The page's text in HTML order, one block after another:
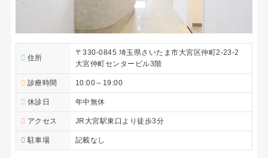
住所
〒330-0845 埼玉県さいたま市大宮区仲町2-23-2
大宮仲町センタービル3階
診療時間 10:00～19:00
休診日 年中無休
アクセス JR大宮駅東口より徒歩3分
駐車場 記載なし